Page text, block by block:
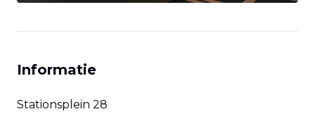
Informatie
Stationsplein 28